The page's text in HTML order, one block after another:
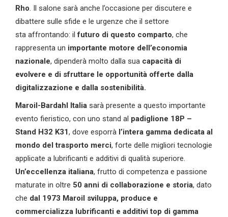
Rho. Il salone sarà anche l’occasione per discutere e
dibattere sulle sfide e le urgenze che il settore
sta affrontando: ilfuturo di questo comparto, che
rappresenta un importante motore dell’economia
nazionale, dipenderà molto dalla sua capacità di
evolvere e di sfruttare le opportunità offerte dalla
digitalizzazione e dalla sostenibilità.
Maroil-Bardahl Italia sarà presente a questo importante
evento fieristico, con uno stand al padiglione 18P –
Stand H32 K31, dove esporrà l’intera gamma dedicata al
mondo del trasporto merci, forte delle migliori tecnologie
applicate a lubrificanti e additivi di qualità superiore.
Un’eccellenza italiana, frutto di competenza e passione
maturate in oltre 50 anni di collaborazione e storia, dato
che dal 1973 Maroil sviluppa, produce e
commercializza lubrificanti e additivi top di gamma